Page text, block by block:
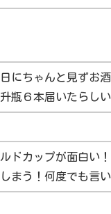
にちゃんと見ずお
瓶６本届いたらしい
ドカップが面白い
まう！何度でも言い